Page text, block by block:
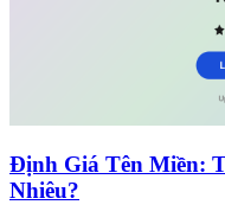
Định Giá Tên Miền:
Nhiêu?